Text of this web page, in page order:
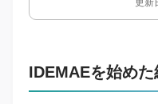
更新
IDEMAEを始めた